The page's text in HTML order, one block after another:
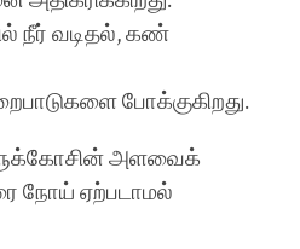
நீர் வடிதல், கண்
போக்குகிறது.
அளவைக்
நோய் ஏற்படாமல்